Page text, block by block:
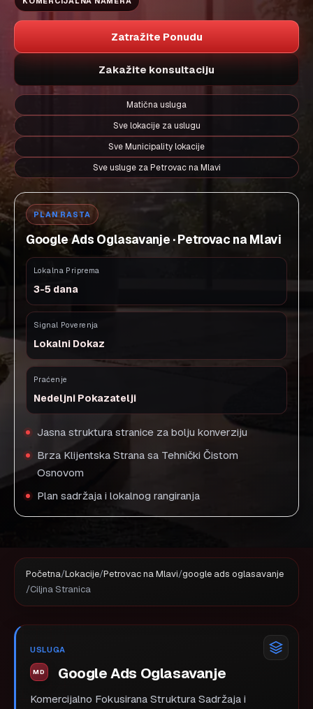
Zatražite Ponudu
Zakažite konsultaciju
Matična usluga
Sve lokacije za uslugu
Sve Municipality lokacije
Sve usluge za Petrovac na Mlavi
PLAN RASTA
Google Ads Oglasavanje · Petrovac na Mlavi
Lokalna Priprema
3-5 dana
Signal Poverenja
Lokalni Dokaz
Praćenje
Nedeljni Pokazatelji
Jasna struktura stranice za bolju konverziju
Brza Klijentska Strana sa Tehnički Čistom
Osnovom
Plan sadržaja i lokalnog rangiranja
Početna/Lokacije/Petrovac na Mlavi/google ads oglasavanje
/Ciljna Stranica
USLUGA
Google Ads Oglasavanje
Komercijalno Fokusirana Struktura Sadržaja i